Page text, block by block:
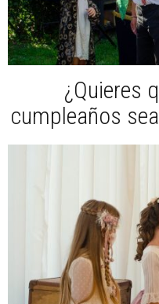
¿Quieres
cumpleaños